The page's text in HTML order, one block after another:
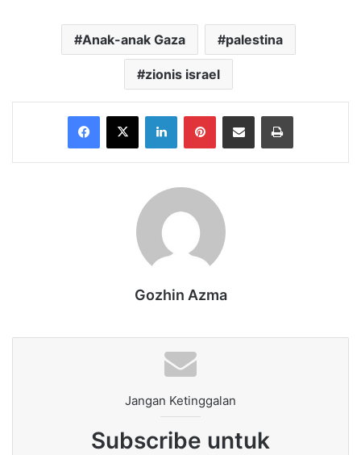
Anak-anak Gaza palestina
zionis israel
Facebook
X LinkedInPinterestShare via Email Print
Gozhin Azma
Jangan Ketinggalan
Subscribe untuk